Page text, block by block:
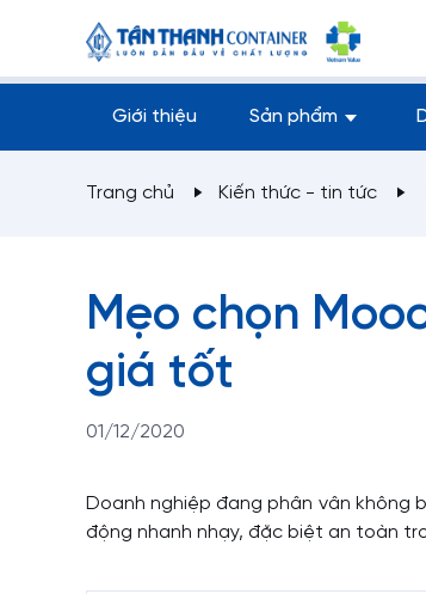
Giới thiệu Sản phẩm
Trang chủ Kiến thức - tin tức
Mẹo chọn
giá tốt
01/12/2020
Doanh nghiệp đang phân vân không
động nhanh nhạy, đặc biệt an toàn